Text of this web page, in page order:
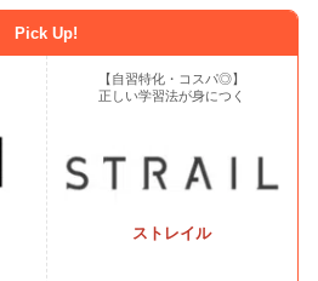
Pick Up!
【自習特化・コスパ◎】
正しい学習法が身につく
ストレイル